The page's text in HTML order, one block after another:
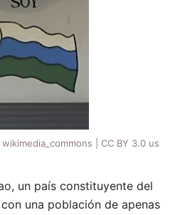
| CC BY 3.0 us
un país constituyente del
una población de apenas